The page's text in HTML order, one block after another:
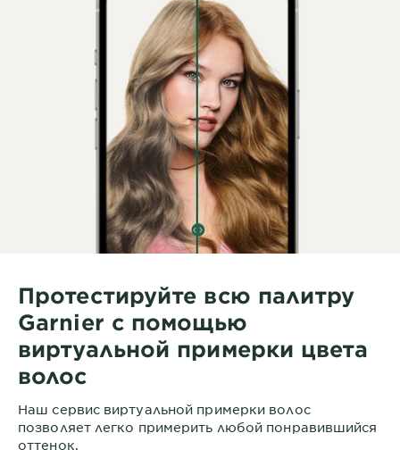
Протестируйте всю палитру
Garnier с помощью
виртуальной примерки цвета
волос
Наш сервис виртуальной примерки волос
позволяет легко примерить любой понравившийся
оттенок.